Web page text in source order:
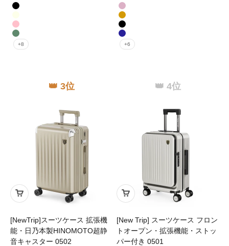
カラー
ブラック
アイボリー
ピンク
ミッドナイトグリーン
+8
カラー
ローズゴールド
シャンパンゴールド
ブラック
ブルー
+6
👑 3位
[NewTrip]スーツケース 拡張機
能・日乃本製HINOMOTO超静
音キャスター 0502
👑 4位
[New Trip] スーツケース フロン
トオープン・拡張機能・ストッ
パー付き 0501